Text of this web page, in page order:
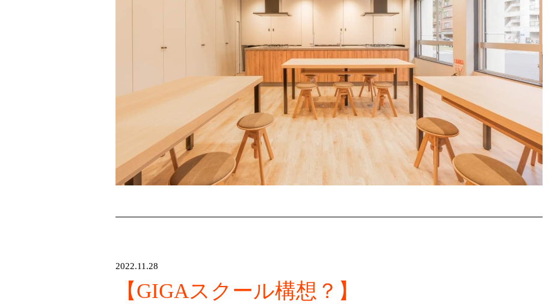
2022.11.28
【GIGAスクール構想？】